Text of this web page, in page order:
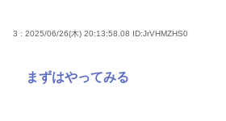
3 : 2025/06/26(木) 20:13:58.08 ID:JrVHMZHS0
まずはやってみる